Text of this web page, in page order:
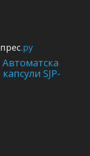
.ру
Автоматска
SJP-